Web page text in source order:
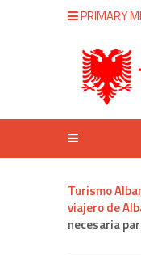
PRIMARY
Turismo
viajero de
necesaria